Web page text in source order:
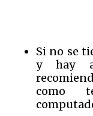
Si no se
y hay
como